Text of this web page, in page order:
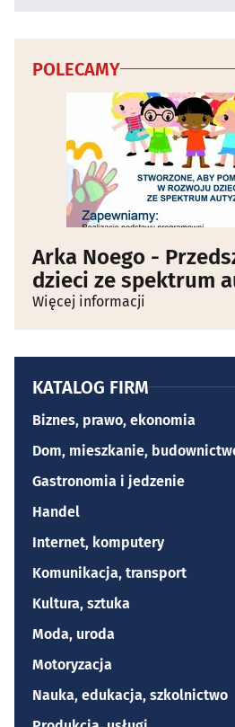
POLECAMY
Arka Noego -
dzieci ze spektrum
Więcej informacji
KATALOG FIRM
Biznes, prawo, ekonomia
Dom, mieszkanie,
Gastronomia i jedzenie
Handel
Internet, komputery
Komunikacja, transport
Kultura, sztuka
Moda, uroda
Motoryzacja
Nauka, edukacja, szkolnictwo